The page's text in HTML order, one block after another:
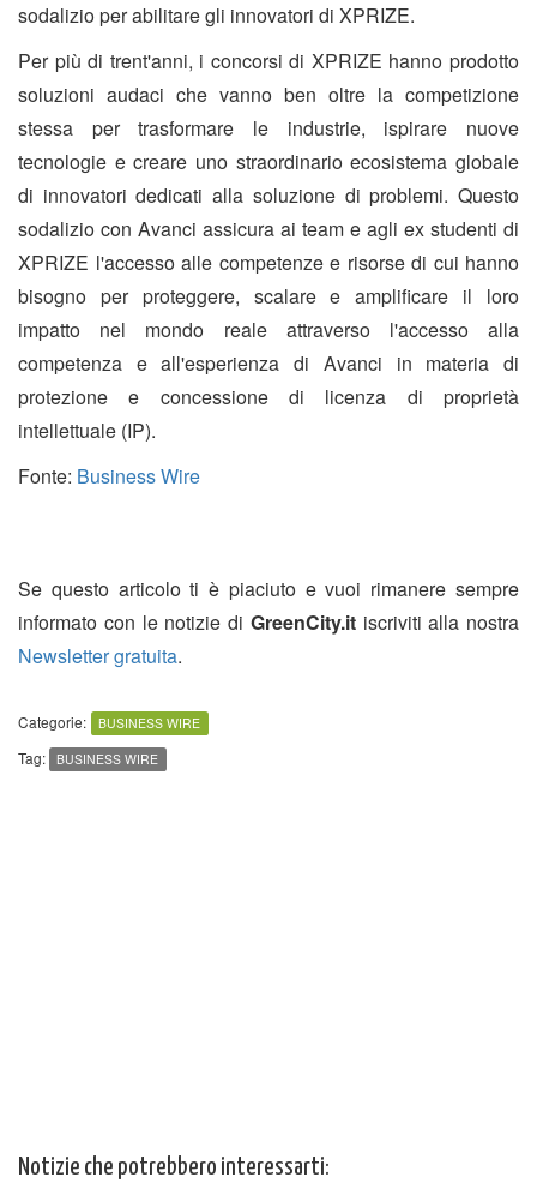
sodalizio per abilitare gli innovatori di XPRIZE.
Per più di trent'anni, i concorsi di XPRIZE hanno prodotto
soluzioni audaci che vanno ben oltre la competizione
stessa per trasformare le industrie, ispirare nuove
tecnologie e creare uno straordinario ecosistema globale
di innovatori dedicati alla soluzione di problemi. Questo
sodalizio con Avanci assicura ai team e agli ex studenti di
XPRIZE l'accesso alle competenze e risorse di cui hanno
bisogno per proteggere, scalare e amplificare il loro
impatto nel mondo reale attraverso l'accesso alla
competenza e all'esperienza di Avanci in materia di
protezione e concessione di licenza di proprietà
intellettuale (IP).
Fonte: Business Wire
Se questo articolo ti è piaciuto e vuoi rimanere sempre
informato con le notizie di GreenCity.itiscriviti alla nostra
Newsletter gratuita.
Categorie: BUSINESS WIRE
Tag: BUSINESS WIRE
Notizie che potrebbero interessarti: